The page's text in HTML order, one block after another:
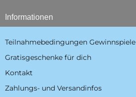
Informationen
Teilnahmebedingungen Gewinnspiele
Gratisgeschenke für dich
Kontakt
Zahlungs- und Versandinfos